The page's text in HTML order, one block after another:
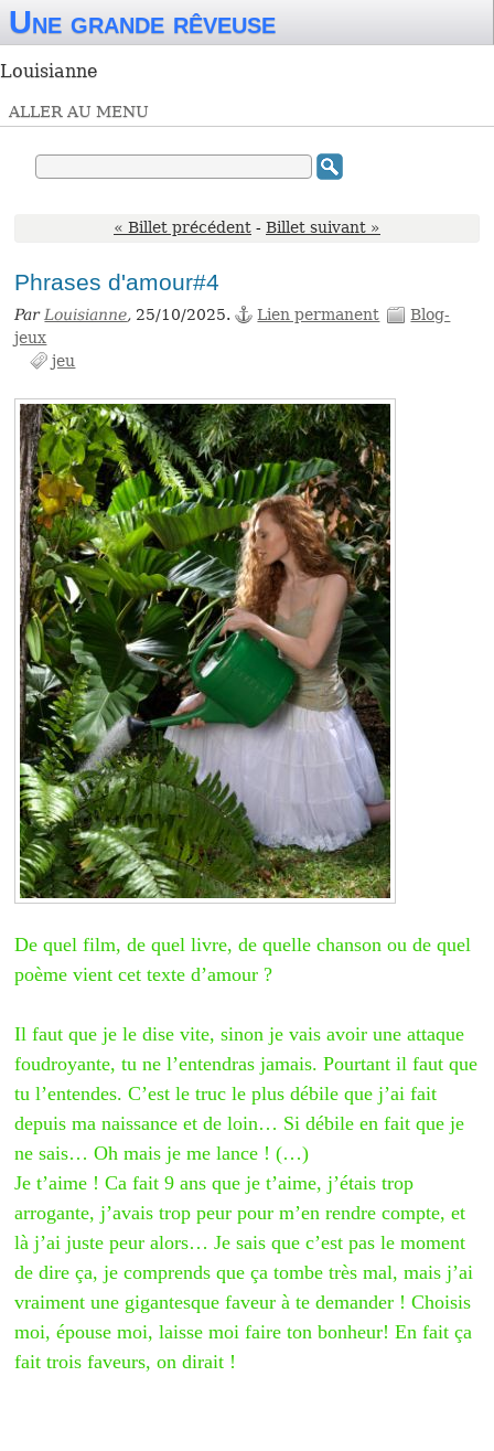
Une grande rêveuse
Louisianne
ALLER AU MENU
« Billet précédent - Billet suivant »
Phrases d'amour#4
ParLouisianne, 25/10/2025. Lien permanent
Blog-
jeux
jeu
De quel film, de quel livre, de quelle chanson ou de quel
poème vient cet texte d’amour ?
Il faut que je le dise vite, sinon je vais avoir une attaque
foudroyante, tu ne l’entendras jamais. Pourtant il faut que
tu l’entendes. C’est le truc le plus débile que j’ai fait
depuis ma naissance et de loin… Si débile en fait que je
ne sais… Oh mais je me lance ! (…)
Je t’aime ! Ca fait 9 ans que je t’aime, j’étais trop
arrogante, j’avais trop peur pour m’en rendre compte, et
là j’ai juste peur alors… Je sais que c’est pas le moment
de dire ça, je comprends que ça tombe très mal, mais j’ai
vraiment une gigantesque faveur à te demander ! Choisis
moi, épouse moi, laisse moi faire ton bonheur! En fait ça
fait trois faveurs, on dirait !